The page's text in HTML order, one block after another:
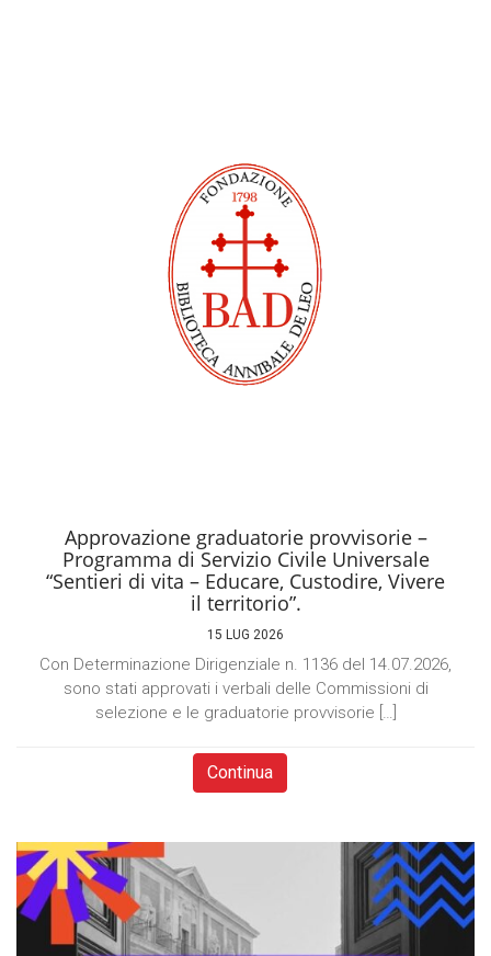
Approvazione graduatorie provvisorie –
Programma di Servizio Civile Universale
“Sentieri di vita – Educare, Custodire, Vivere
il territorio”.
15 LUG 2026
Con Determinazione Dirigenziale n. 1136 del 14.07.2026,
sono stati approvati i verbali delle Commissioni di
selezione e le graduatorie provvisorie […]
Continua